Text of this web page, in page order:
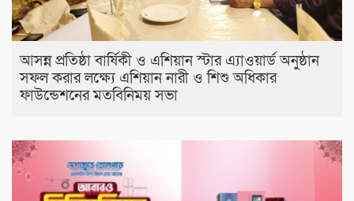
আসন্ন প্রতিষ্ঠা বার্ষিকী ও এশিয়ান স্টার এ‍্যাওয়ার্ড অনুষ্ঠান
সফল করার লক্ষ্যে এশিয়ান নারী ও শিশু অধিকার
ফাউন্ডেশনের মতবিনিময় সভা